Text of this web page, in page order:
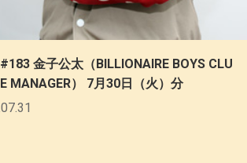
金子公太（BILLIONAIRE BOYS CLU
MANAGER） 7月30日（火）分